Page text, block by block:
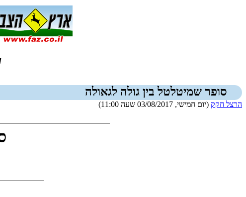
סופר שמיטלטל בין גולה לגאולה
הרצל חקק (יום חמישי, 03/08/2017 שעה 11:00)